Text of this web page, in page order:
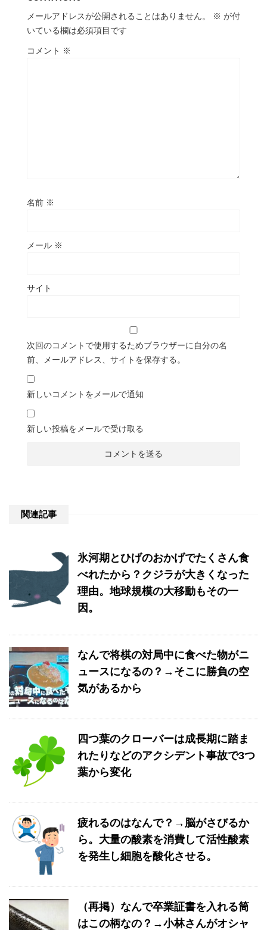
メールアドレスが公開されることはありません。 ※ が付
いている欄は必須項目です
コメント ※
名前 ※
メール ※
サイト
次回のコメントで使用するためブラウザーに自分の名
前、メールアドレス、サイトを保存する。
新しいコメントをメールで通知
新しい投稿をメールで受け取る
関連記事
氷河期とひげのおかげでたくさん食
べれたから？クジラが大きくなった
理由。地球規模の大移動もその一
因。
なんで将棋の対局中に食べた物がニ
ュースになるの？→そこに勝負の空
気があるから
四つ葉のクローバーは成長期に踏ま
れたりなどのアクシデント事故で3つ
葉から変化
疲れるのはなんで？→脳がさびるか
ら。大量の酸素を消費して活性酸素
を発生し細胞を酸化させる。
（再掲）なんで卒業証書を入れる筒
はこの柄なの？→小林さんがオシャ